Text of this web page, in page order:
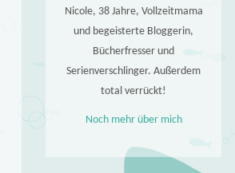
Nicole, 38 Jahre, Vollzeitmama
und begeisterte Bloggerin,
Bücherfresser und
Serienverschlinger. Außerdem
total verrückt!
Noch mehr über mich